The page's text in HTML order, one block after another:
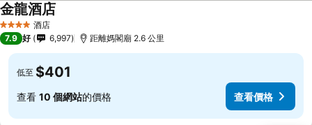
4 星級 酒店
金龍酒店
7.9 好 6,997 距離媽閣廟 2.6 公里
低至 $401
查看 10 個網站的價格 查看價格